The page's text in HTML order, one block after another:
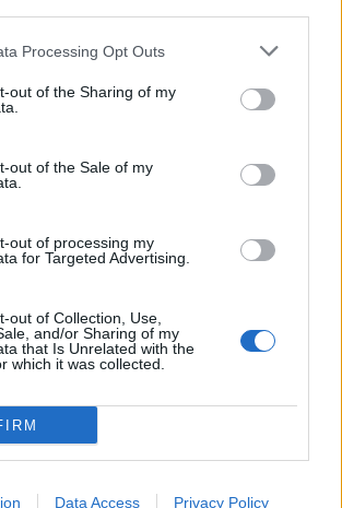
Processing Opt Outs
out of the Sharing of my
out of the Sale of my
out of processing my
for Targeted Advertising.
out of Collection, Use,
and/or Sharing of my
that Is Unrelated with the
which it was collected.
Data Access Privacy Policy
είναι ένας από τους
Γκρες και τηςMarie Chantal
της Ελλάδας
είναι ένας από τους νονούς του
και εκείνος με τη σειρά του